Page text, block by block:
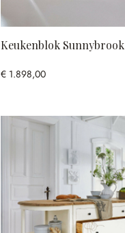
Keukenblok Sunnybrook
€ 1.898,00